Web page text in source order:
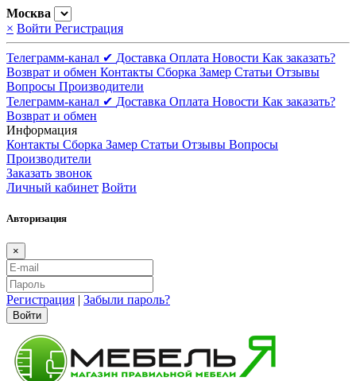
Москва
× Войти Регистрация
Телеграмм-канал ✔ Доставка Оплата Новости Как заказать?
Возврат и обмен Контакты Сборка Замер Статьи Отзывы
Вопросы Производители
Телеграмм-канал ✔ Доставка Оплата Новости Как заказать?
Возврат и обмен
Информация
Контакты Сборка Замер Статьи Отзывы Вопросы
Производители
Заказать звонок
Личный кабинет Войти
Авторизация
×
Регистрация | Забыли пароль?
Войти